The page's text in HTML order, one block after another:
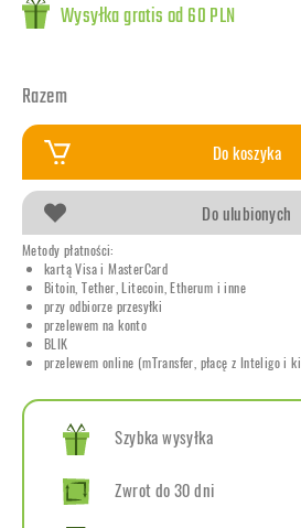
Wysyłka gratis od 60 PLN
Razem
Do koszyka
Do ulubionych
Metody płatności:
kartą Visa i MasterCard
Bitoin, Tether, Litecoin, Etherum i inne
przy odbiorze przesyłki
przelewem na konto
BLIK
przelewem online (mTransfer, płacę z Inteligo i
Szybka wysyłka
Zwrot do 30 dni